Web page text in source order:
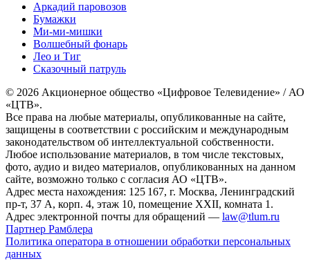
Аркадий паровозов
Бумажки
Ми-ми-мишки
Волшебный фонарь
Лео и Тиг
Сказочный патруль
© 2026 Акционерное общество «Цифровое Телевидение» / АО
«ЦТВ».
Все права на любые материалы, опубликованные на сайте,
защищены в соответствии с российским и международным
законодательством об интеллектуальной собственности.
Любое использование материалов, в том числе текстовых,
фото, аудио и видео материалов, опубликованных на данном
сайте, возможно только с согласия АО «ЦТВ».
Адрес места нахождения: 125 167, г. Москва, Ленинградский
пр-т, 37 А, корп. 4, этаж 10, помещение XXII, комната 1.
Адрес электронной почты для обращений — law@tlum.ru
Партнер Рамблера
Политика оператора в отношении обработки персональных
данных